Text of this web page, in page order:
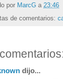
por MarcG a 23:46
de comentarios:
dijo...